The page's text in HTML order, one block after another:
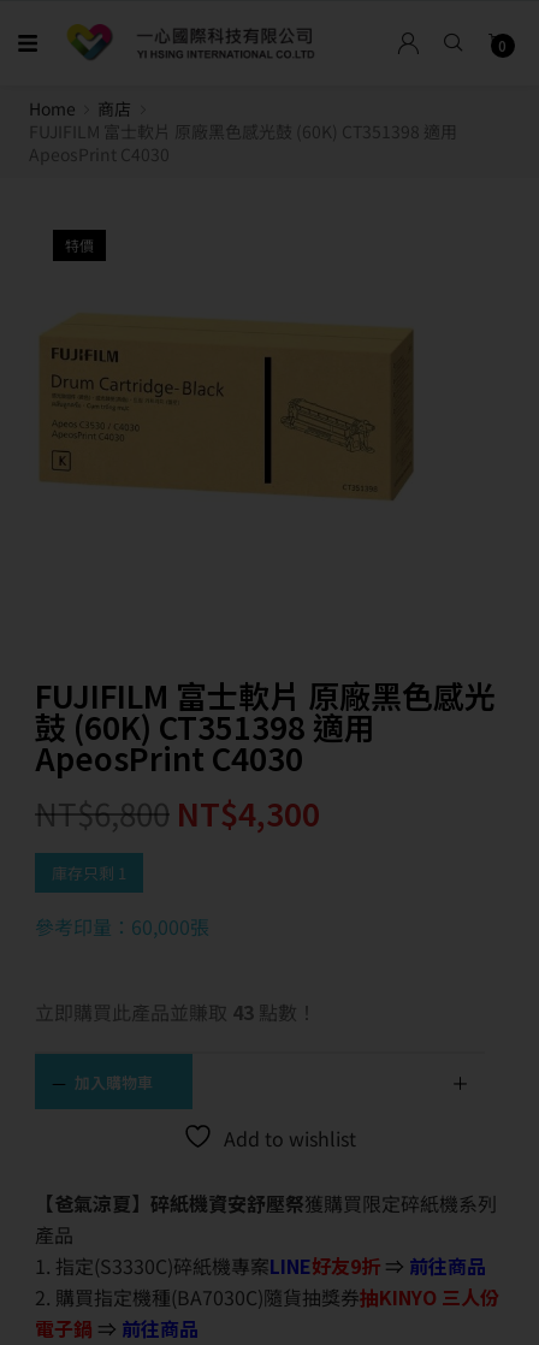
0
Home
商店
FUJIFILM 富士軟片 原廠黑色感光鼓 (60K) CT351398 適用
ApeosPrint C4030
特價
FUJIFILM 富士軟片 原廠黑色感光
鼓 (60K) CT351398 適用
ApeosPrint C4030
NT$6,800 NT$4,300
庫存只剩 1
參考印量：60,000張
立即購買此產品並賺取 43 點數！
加入購物車
Add to wishlist
【爸氣涼夏】碎紙機資安舒壓祭獲購買限定碎紙機系列
產品
1. 指定(S3330C)碎紙機專案LINE好友9折 ⇒ 前往商品
2. 購買指定機種(BA7030C)隨貨抽獎券抽KINYO 三人份
電子鍋 ⇒ 前往商品